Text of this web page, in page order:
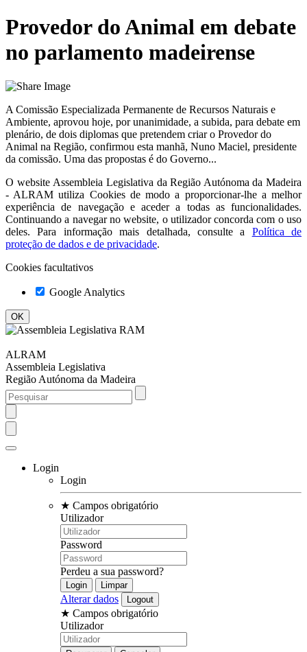
Provedor do Animal em debate
no parlamento madeirense
A Comissão Especializada Permanente de Recursos Naturais e
Ambiente, aprovou hoje, por unanimidade, a subida, para debate em
plenário, de dois diplomas que pretendem criar o Provedor do
Animal na Região, confirmou esta manhã, Nuno Maciel, presidente
da comissão. Uma das propostas é do Governo...
O website Assembleia Legislativa da Região Autónoma da Madeira
- ALRAM utiliza Cookies de modo a proporcionar-lhe a melhor
experiência de navegação e aceder a todas as funcionalidades.
Continuando a navegar no website, o utilizador concorda com o uso
deles. Para informação mais detalhada, consulte a
Política de
proteção de dados e de privacidade.
Cookies facultativos
Google Analytics
ALRAM
Assembleia Legislativa
Região Autónoma da Madeira
Login
Login
★ Campos obrigatório
Utilizador
Password
Perdeu a sua password?
Alterar dados
★ Campos obrigatório
Utilizador